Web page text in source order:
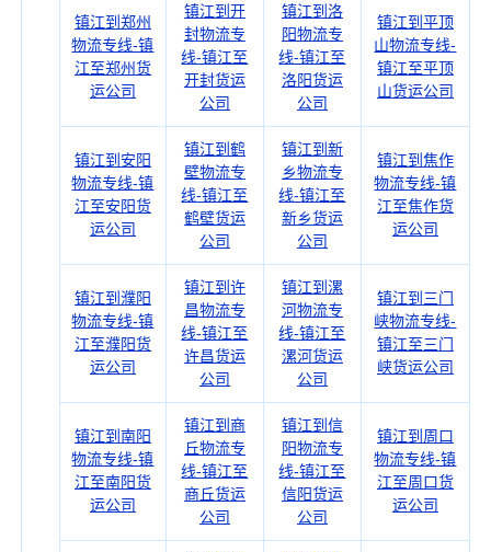
镇江到郑州
物流专线-镇
江至郑州货
运公司
镇江到开
封物流专
线-镇江至
开封货运
公司
镇江到洛
阳物流专
线-镇江至
洛阳货运
公司
镇江到平顶
山物流专线-
镇江至平顶
山货运公司
镇江到安阳
物流专线-镇
江至安阳货
运公司
镇江到鹤
壁物流专
线-镇江至
鹤壁货运
公司
镇江到新
乡物流专
线-镇江至
新乡货运
公司
镇江到焦作
物流专线-镇
江至焦作货
运公司
镇江到濮阳
物流专线-镇
江至濮阳货
运公司
镇江到许
昌物流专
线-镇江至
许昌货运
公司
镇江到漯
河物流专
线-镇江至
漯河货运
公司
镇江到三门
峡物流专线-
镇江至三门
峡货运公司
镇江到南阳
物流专线-镇
江至南阳货
运公司
镇江到商
丘物流专
线-镇江至
商丘货运
公司
镇江到信
阳物流专
线-镇江至
信阳货运
公司
镇江到周口
物流专线-镇
江至周口货
运公司